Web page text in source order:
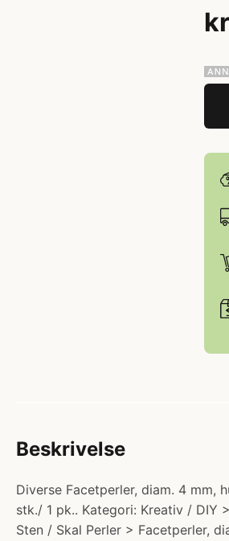
kr
Beskrivelse
Diverse Facetperler, diam. 4 mm,
stk./ 1 pk.. Kategori: Kreativ / DIY
Sten / Skal Perler > Facetperler,